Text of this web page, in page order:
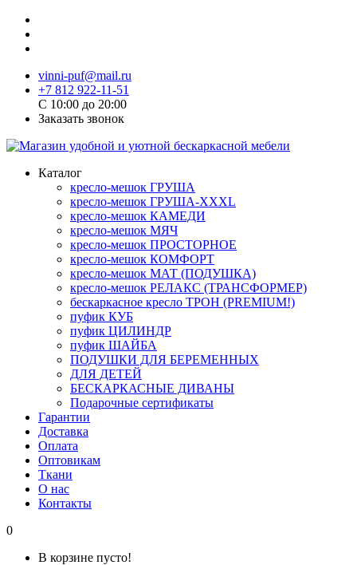
vinni-puf@mail.ru
+7 812 922-11-51
C 10:00 до 20:00
Заказать звонок
Каталог
кресло-мешок ГРУША
кресло-мешок ГРУША-XXXL
кресло-мешок КАМЕДИ
кресло-мешок МЯЧ
кресло-мешок ПРОСТОРНОЕ
кресло-мешок КОМФОРТ
кресло-мешок МАТ (ПОДУШКА)
кресло-мешок РЕЛАКС (ТРАНСФОРМЕР)
бескаркасное кресло ТРОН (PREMIUM!)
пуфик КУБ
пуфик ЦИЛИНДР
пуфик ШАЙБА
ПОДУШКИ ДЛЯ БЕРЕМЕННЫХ
ДЛЯ ДЕТЕЙ
БЕСКАРКАСНЫЕ ДИВАНЫ
Подарочные сертификаты
Гарантии
Доставка
Оплата
Оптовикам
Ткани
О нас
Контакты
0
В корзине пусто!